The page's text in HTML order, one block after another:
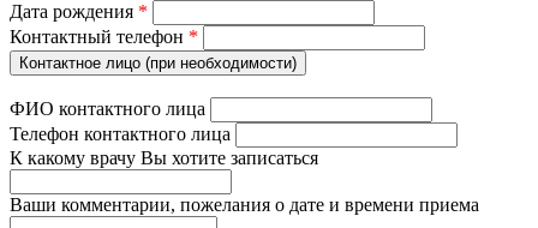
Дата рождения *
Контактный телефон *
Контактное лицо (при необходимости)
ФИО контактного лица
Телефон контактного лица
К какому врачу Вы хотите записаться
Ваши комментарии, пожелания о дате и времени приема